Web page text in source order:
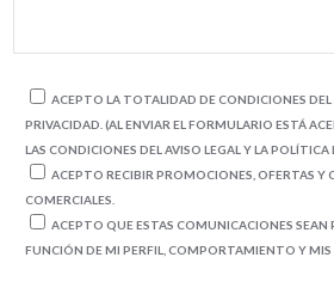
ACEPTO LA TOTALIDAD DE CONDICIONES DEL
PRIVACIDAD. (AL ENVIAR EL FORMULARIO ESTÁ
LAS CONDICIONES DEL AVISO LEGAL Y LA POLÍTICA
ACEPTO RECIBIR PROMOCIONES, OFERTAS Y
COMERCIALES.
ACEPTO QUE ESTAS COMUNICACIONES SEAN
FUNCIÓN DE MI PERFIL, COMPORTAMIENTO Y MIS